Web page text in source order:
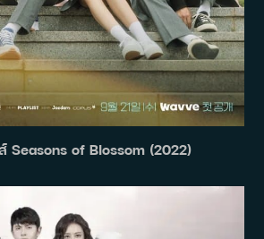
Seasons of Blossom (2022)